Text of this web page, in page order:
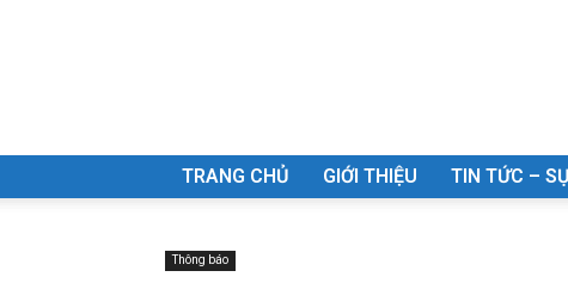
Công
TRANG CHỦ GIỚI THIỆU TIN TỨC –
Thông báo